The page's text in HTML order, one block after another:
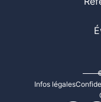
Infos légales